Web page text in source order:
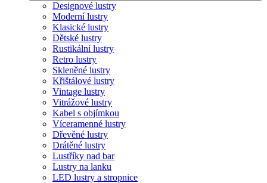
Designové lustry
Moderní lustry
Klasické lustry
Dětské lustry
Rustikální lustry
Retro lustry
Skleněné lustry
Křištálové lustry
Vintage lustry
Vitrážové lustry
Kabel s objímkou
Víceramenné lustry
Dřevěné lustry
Drátěné lustry
Lustříky nad bar
Lustry na lanku
LED lustry a stropnice